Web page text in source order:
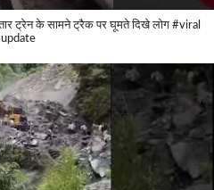
ट्रेन के सामने ट्रैक पर घूमते दिखे लोग #viral